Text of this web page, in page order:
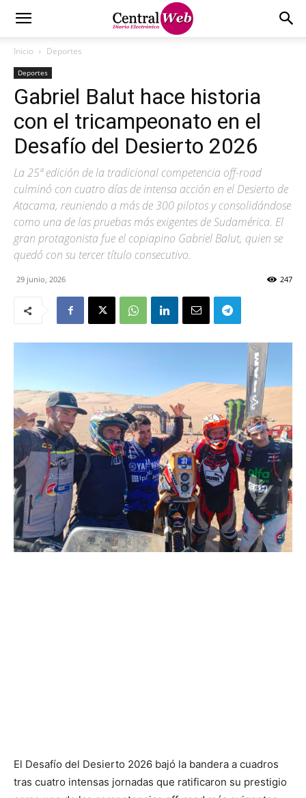
Inicio Deportes
Deportes
Gabriel Balut hace historia
con el tricampeonato en el
Desafío del Desierto 2026
La 25ª edición de la tradicional competencia off-road
culminó con cuatro días de intensa acción en el Desierto de
Atacama, reuniendo a más de 300 pilotos y consolidándose
como una de las pruebas más exigentes de Sudamérica. El
gran protagonista fue el copiapino Gabriel Balut, quien se
quedó con su tercer título consecutivo.
29 junio, 2026 247
El Desafío del Desierto 2026 bajó la bandera a cuadros
tras cuatro intensas jornadas que ratificaron su prestigio